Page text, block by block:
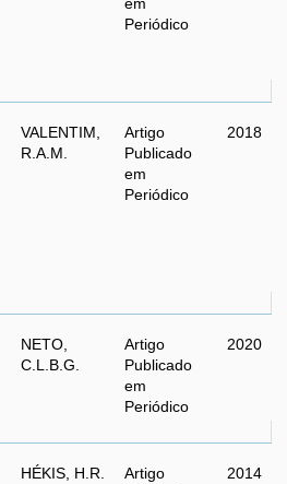
Periódico
VALENTIM,
R.A.M.
Artigo
Publicado
em
Periódico
2018
NETO,
C.L.B.G.
Artigo
Publicado
em
Periódico
2020
HÉKIS, H.R.
Artigo
2014